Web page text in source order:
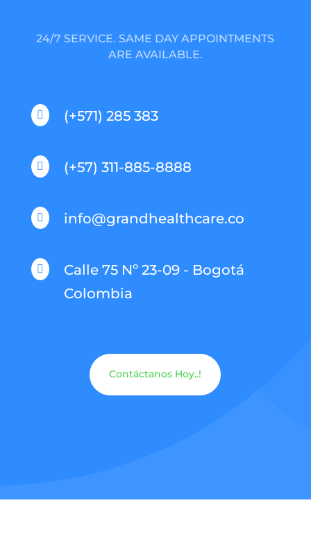
24/7 SERVICE. SAME DAY APPOINTMENTS
ARE AVAILABLE.
 (+571) 285 383
 (+57) 311-885-8888
 info@grandhealthcare.co

Calle 75 Nº 23-09 - Bogotá
Colombia
Contáctanos Hoy..!